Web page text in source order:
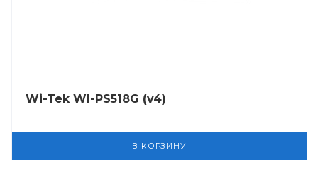
Wi-Tek WI-PS518G (v4)
В КОРЗИНУ